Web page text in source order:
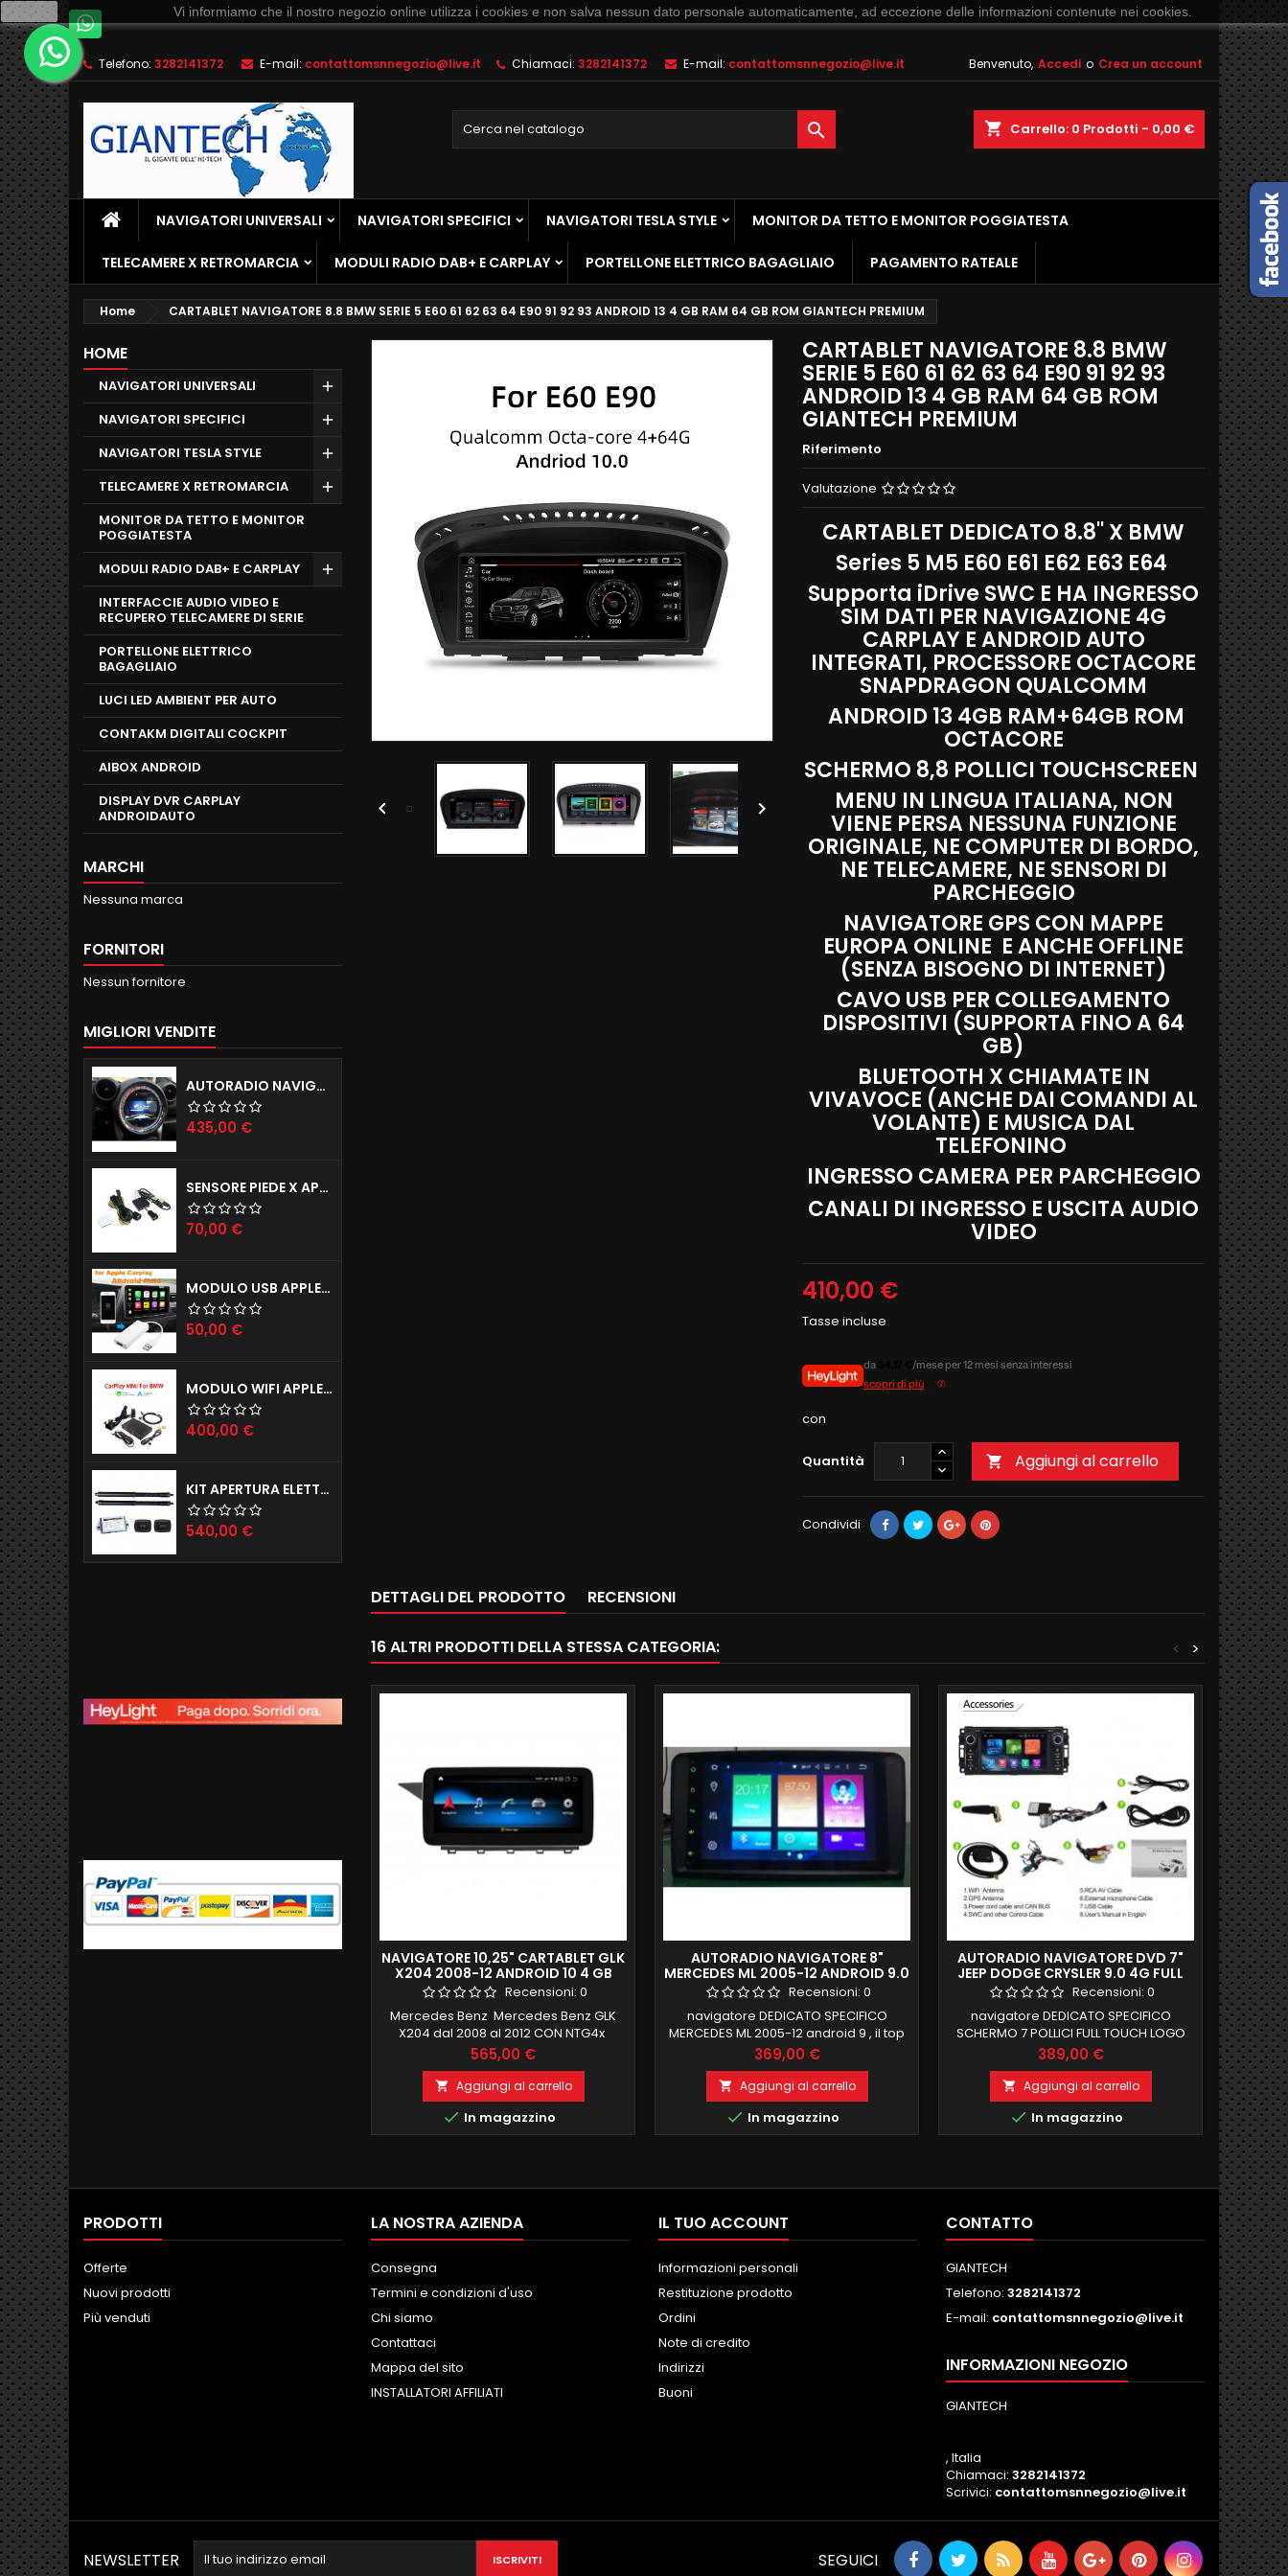
Telefono: 3282141372 E-mail: contattomsnnegozio@live.it Chiamaci: 3282141372 E-mail: contattomsnnegozio@live.it Benvenuto, Accedi o Crea un account
shopping_cart Carrello: 0 Prodotti - 0,00 €

NAVIGATORI UNIVERSALI NAVIGATORI SPECIFICI NAVIGATORI TESLA STYLE MONITOR DA TETTO E MONITOR POGGIATESTA
TELECAMERE X RETROMARCIA MODULI RADIO DAB+ E CARPLAY PORTELLONE ELETTRICO BAGAGLIAIO PAGAMENTO RATEALE
Home CARTABLET NAVIGATORE 8.8 BMW SERIE 5 E60 61 62 63 64 E90 91 92 93 ANDROID 13 4 GB RAM 64 GB ROM GIANTECH PREMIUM
HOME
NAVIGATORI UNIVERSALI
NAVIGATORI SPECIFICI
NAVIGATORI TESLA STYLE
TELECAMERE X RETROMARCIA
MONITOR DA TETTO E MONITOR
POGGIATESTA
MODULI RADIO DAB+ E CARPLAY
INTERFACCIE AUDIO VIDEO E
RECUPERO TELECAMERE DI SERIE
PORTELLONE ELETTRICO
BAGAGLIAIO
LUCI LED AMBIENT PER AUTO
CONTAKM DIGITALI COCKPIT
AIBOX ANDROID
DISPLAY DVR CARPLAY
ANDROIDAUTO
MARCHI
Nessuna marca
FORNITORI
Nessun fornitore
MIGLIORI VENDITE
AUTORADIO NAVIGATORE R56 57 60 ANDROID 12.0 QUADCORE WIFI 2GB RAM 16GB ROM
Prezzo
435,00 €
SENSORE PIEDE X APERTURA PORTELLONE ELETTRICO TAILGATE X TUTTE LE AUTO
Prezzo
70,00 €
MODULO USB APPLE CARPLAY X IPHONE E ANDROID AUTO X AUTORADIO ANDROID
Prezzo
50,00 €
MODULO WIFI APPLE CARPLAY X IPHONE E ANDROID AUTO MODELLI BMW (ANCHE INGRESSO CAMERE POSTERIORE E ANTERIORE)
Prezzo
400,00 €
KIT APERTURA ELETTRICA BAGAGLIAIO JAGUAR E-PACE F-PACE
Prezzo
540,00 €
 
CARTABLET NAVIGATORE 8.8 BMW
SERIE 5 E60 61 62 63 64 E90 91 92 93
ANDROID 13 4 GB RAM 64 GB ROM
GIANTECH PREMIUM
Riferimento
Valutazione
CARTABLET DEDICATO 8.8'' X BMW
Series 5 M5 E60 E61 E62 E63 E64
Supporta iDrive SWC E HA INGRESSO
SIM DATI PER NAVIGAZIONE 4G
CARPLAY E ANDROID AUTO
INTEGRATI, PROCESSORE OCTACORE
SNAPDRAGON QUALCOMM
ANDROID 13 4GB RAM+64GB ROM
OCTACORE
SCHERMO 8,8 POLLICI TOUCHSCREEN
MENU IN LINGUA ITALIANA, NON
VIENE PERSA NESSUNA FUNZIONE
ORIGINALE, NE COMPUTER DI BORDO,
NE TELECAMERE, NE SENSORI DI
PARCHEGGIO
NAVIGATORE GPS CON MAPPE
EUROPA ONLINE E ANCHE OFFLINE
(SENZA BISOGNO DI INTERNET)
CAVO USB PER COLLEGAMENTO
DISPOSITIVI (SUPPORTA FINO A 64
GB)
BLUETOOTH X CHIAMATE IN
VIVAVOCE (ANCHE DAI COMANDI AL
VOLANTE) E MUSICA DAL
TELEFONINO
INGRESSO CAMERA PER PARCHEGGIO
CANALI DI INGRESSO E USCITA AUDIO
VIDEO
410,00 €
Tasse incluse
da
/mese per 12 mesi senza interessi
scopri di più
con
Quantità  Aggiungi al carrello
Condividi
DETTAGLI DEL PRODOTTO RECENSIONI
16 ALTRI PRODOTTI DELLA STESSA CATEGORIA: >
<
NAVIGATORE 10,25" CARTABLET GLK
X204 2008-12 ANDROID 10 4 GB
RAM 64 GB ROM GIANTECH
PREMIUM
Recensioni: 0
Mercedes Benz Mercedes Benz GLK
X204 dal 2008 al 2012 CON NTG4x
RECUPERO TOTALE FUNZIONI DI BORDO
ANDROID 10 4 GB RAM 64 GB ROM, CON
SLOT SIM 4 GB E SD MANTENIMENTO
FUNZIONI DI BORDO (TUTTE LE FUNZIONI
ORIGINALI) WIFI INTEGRATO E FUNZIONE
MIRRORING MENU IN LINGUA ITALIANA
RECUPERA...
Prezzo
565,00 €
 Aggiungi al carrello
 In magazzino
AUTORADIO NAVIGATORE 8"
MERCEDES ML 2005-12 ANDROID 9.0
4G FULL HD DAB KJD
Recensioni: 0
navigatore DEDICATO SPECIFICO
MERCEDES ML 2005-12 android 9 , il top
in commercio 2 GB RAM 32 GB ROM 8
POLLICI FULL TOUCH FUNZIONE
MIRRORLINK COMPATIBILE MODULO
DAB+WIFI INTEGRATO BLUETOOTH
INTEGRATO ingresso camera e aux
Prezzo
369,00 €
 Aggiungi al carrello
 In magazzino
AUTORADIO NAVIGATORE DVD 7"
JEEP DODGE CRYSLER 9.0 4G FULL
HD DAB FULL TOUCH
Recensioni: 0
navigatore DEDICATO SPECIFICO
SCHERMO 7 POLLICI FULL TOUCH LOGO
ALLA ACCENSIONE, RECUPERO COMANDI
AL VOLANTE 2 GB RAM 32 GB ROM
ANDROID 9.0 FUNZIONE MIRRORLINK
COMPATIBILE MODULO DAB+WIFI
INTEGRATO BLUETOOTH INTEGRATO
ingresso camera e aux
Prezzo
389,00 €
 Aggiungi al carrello
 In magazzino
kit
del
due
PRODOTTI
Offerte
Nuovi prodotti
Più venduti
LA NOSTRA AZIENDA
Consegna
Termini e condizioni d'uso
Chi siamo
Contattaci
Mappa del sito
INSTALLATORI AFFILIATI
IL TUO ACCOUNT
Informazioni personali
Restituzione prodotto
Ordini
Note di credito
Indirizzi
Buoni
CONTATTO
GIANTECH
Telefono: 3282141372
E-mail: contattomsnnegozio@live.it
INFORMAZIONI NEGOZIO
GIANTECH
, Italia
Chiamaci: 3282141372
Scrivici: contattomsnnegozio@live.it
Ok Vi informiamo che il nostro negozio online utilizza i cookies e non salva nessun dato personale automaticamente, ad eccezione delle informazioni contenute nei cookies.
NEWSLETTER SEGUICI